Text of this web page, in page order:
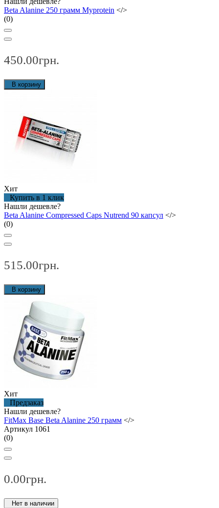
Beta Alanine 250 грамм Myprotein </>
(0)
450.00грн.
В корзину
Хит
Купить в 1 клик
Нашли дешевле?
Beta Alanine Compressed Caps Nutrend 90 капсул </>
(0)
515.00грн.
В корзину
Хит
Предзаказ
Нашли дешевле?
FitMax Base Beta Alanine 250 грамм </>
Артикул 1061
(0)
0.00грн.
Нет в наличии